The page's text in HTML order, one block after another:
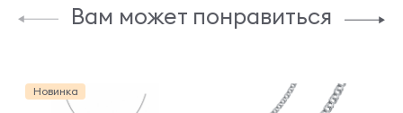
Вам может понравиться
Новинка